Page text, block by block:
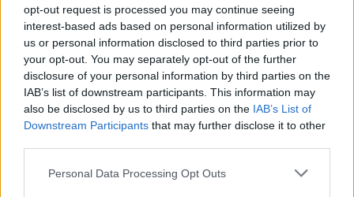
opt-out request is processed you may continue seeing
interest-based ads based on personal information utilized by
us or personal information disclosed to third parties prior to
your opt-out. You may separately opt-out of the further
disclosure of your personal information by third parties on the
IAB’s list of downstream participants. This information may
also be disclosed by us to third parties on the IAB’s List of
Downstream Participants that may further disclose it to other
Please note that this website/app uses one or more Google
Personal Data Processing Opt Outs